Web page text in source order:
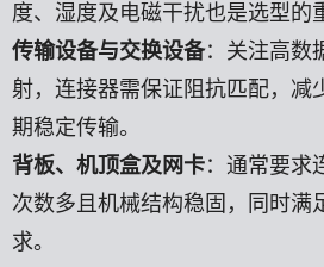
度、湿度及电磁干扰也是选型的
传输设备与交换设备：关注高数
射，连接器需保证阻抗匹配，减
期稳定传输。
背板、机顶盒及网卡：通常要求
次数多且机械结构稳固，同时满
求。